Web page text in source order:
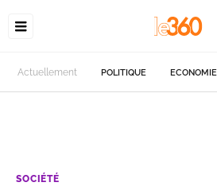
Actuellement POLITIQUE ECONOMIE
SOCIÉTÉ